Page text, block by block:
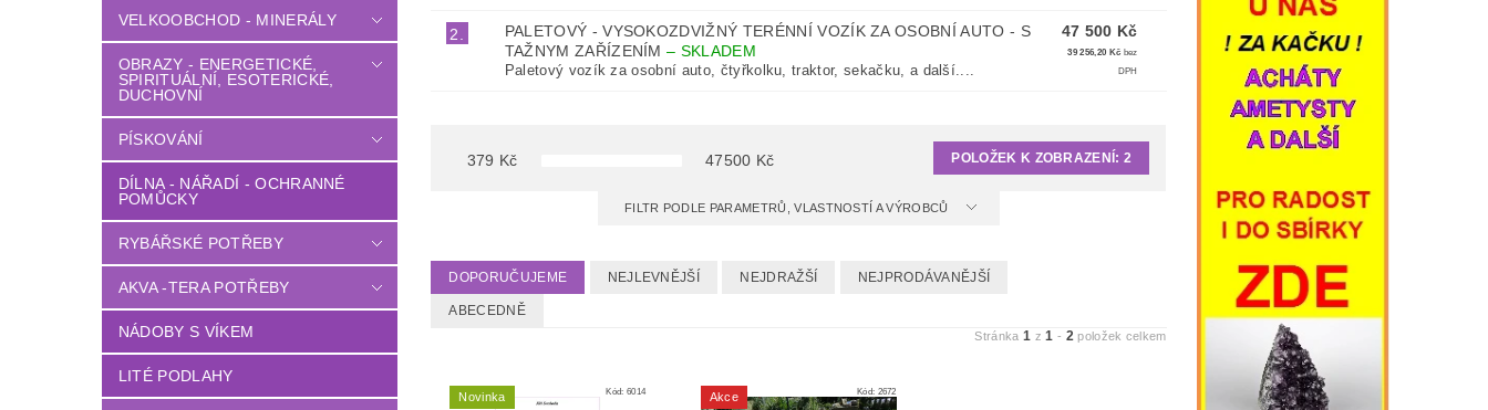
VELKOOBCHOD - MINERÁLY
OBRAZY - ENERGETICKÉ,
SPIRITUÁLNÍ, ESOTERICKÉ,
DUCHOVNÍ
PÍSKOVÁNÍ
DÍLNA - NÁŘADÍ - OCHRANNÉ
POMŮCKY
RYBÁŘSKÉ POTŘEBY
AKVA -TERA POTŘEBY
NÁDOBY S VÍKEM
LITÉ PODLAHY
2.
PALETOVÝ - VYSOKOZDVIŽNÝ TERÉNNÍ VOZÍK ZA OSOBNÍ AUTO - S
TAŽNYM ZAŘÍZENÍM– SKLADEM
Paletový vozík za osobní auto, čtyřkolku, traktor, sekačku, a další....
47 500 Kč
39 256,20 Kč bez
DPH
379 Kč 47500 Kč POLOŽEK K ZOBRAZENÍ:2
FILTR PODLE PARAMETRŮ, VLASTNOSTÍ A VÝROBCŮ
DOPORUČUJEME NEJLEVNĚJŠÍ NEJDRAŽŠÍ NEJPRODÁVANĚJŠÍ
ABECEDNĚ
Stránka1 z1 - 2 položek celkem
Novinka
Kód:6014
Akce
Kód: 2672